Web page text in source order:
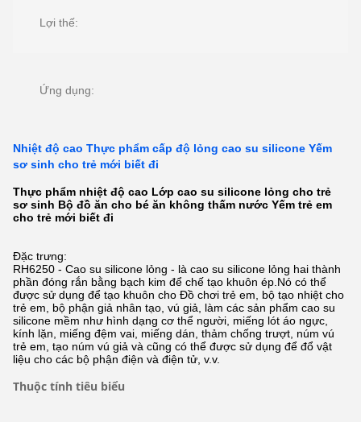
Lợi thế:
Ứng dụng:
Nhiệt độ cao Thực phẩm cấp độ lỏng cao su silicone Yếm
sơ sinh cho trẻ mới biết đi
Thực phẩm nhiệt độ cao Lớp cao su silicone lỏng cho trẻ
sơ sinh Bộ đồ ăn cho bé ăn không thấm nước Yếm trẻ em
cho trẻ mới biết đi
Đặc trưng:
RH6250 - Cao su silicone lỏng - là cao su silicone lỏng hai thành
phần đóng rắn bằng bạch kim để chế tạo khuôn ép.Nó có thể
được sử dụng để tạo khuôn cho Đồ chơi trẻ em, bộ tạo nhiệt cho
trẻ em, bộ phận giả nhân tạo, vú giả, làm các sản phẩm cao su
silicone mềm như hình dạng cơ thể người, miếng lót áo ngực,
kính lặn, miếng đệm vai, miếng dán, thảm chống trượt, núm vú
trẻ em, tạo núm vú giả và cũng có thể được sử dụng để đổ vật
liệu cho các bộ phận điện và điện tử, v.v.
Thuộc tính tiêu biểu